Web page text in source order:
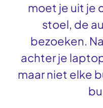
moet je uit je
stoel, de
bezoeken.
achter je
maar niet elke